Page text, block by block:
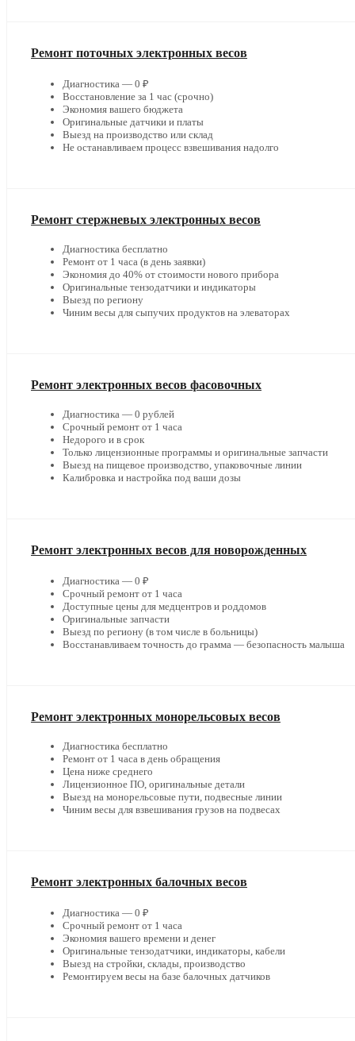
Ремонт поточных электронных весов
Диагностика — 0 ₽
Восстановление за 1 час (срочно)
Экономия вашего бюджета
Оригинальные датчики и платы
Выезд на производство или склад
Не останавливаем процесс взвешивания надолго
Ремонт стержневых электронных весов
Диагностика бесплатно
Ремонт от 1 часа (в день заявки)
Экономия до 40% от стоимости нового прибора
Оригинальные тензодатчики и индикаторы
Выезд по региону
Чиним весы для сыпучих продуктов на элеваторах
Ремонт электронных весов фасовочных
Диагностика — 0 рублей
Срочный ремонт от 1 часа
Недорого и в срок
Только лицензионные программы и оригинальные запчасти
Выезд на пищевое производство, упаковочные линии
Калибровка и настройка под ваши дозы
Ремонт электронных весов для новорожденных
Диагностика — 0 ₽
Срочный ремонт от 1 часа
Доступные цены для медцентров и роддомов
Оригинальные запчасти
Выезд по региону (в том числе в больницы)
Восстанавливаем точность до грамма — безопасность малыша
Ремонт электронных монорельсовых весов
Диагностика бесплатно
Ремонт от 1 часа в день обращения
Цена ниже среднего
Лицензионное ПО, оригинальные детали
Выезд на монорельсовые пути, подвесные линии
Чиним весы для взвешивания грузов на подвесах
Ремонт электронных балочных весов
Диагностика — 0 ₽
Срочный ремонт от 1 часа
Экономия вашего времени и денег
Оригинальные тензодатчики, индикаторы, кабели
Выезд на стройки, склады, производство
Ремонтируем весы на базе балочных датчиков